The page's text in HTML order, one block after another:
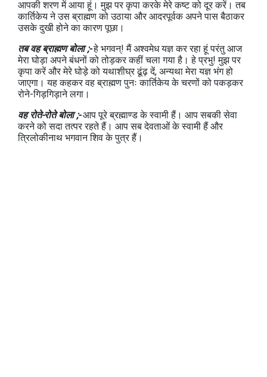
आपकी शरण में आया हूं। मुझ पर कृपा करके मेरे कष्ट को दूर करें। तब
कार्तिकेय ने उस ब्राह्मण को उठाया और आदरपूर्वक अपने पास बैठाकर
उसके दुखी होने का कारण पूछा।
तब वह ब्राह्मण बोला ;-हे भगवन्! मैं अश्वमेध यज्ञ कर रहा हूं परंतु आज
मेरा घोड़ा अपने बंधनों को तोड़कर कहीं चला गया है। हे प्रभु! मुझ पर
कृपा करें और मेरे घोड़े को यथाशीघ्र ढूंढ़ दें, अन्यथा मेरा यज्ञ भंग हो
जाएगा। यह कहकर वह ब्राह्मण पुनः कार्तिकेय के चरणों को पकड़कर
रोने-गिड़गिड़ाने लगा।
वह रोते-रोते बोला ;-आप पूरे ब्रह्माण्ड के स्वामी हैं। आप सबकी सेवा
करने को सदा तत्पर रहते हैं। आप सब देवताओं के स्वामी हैं और
त्रिलोकीनाथ भगवान शिव के पुत्र हैं।